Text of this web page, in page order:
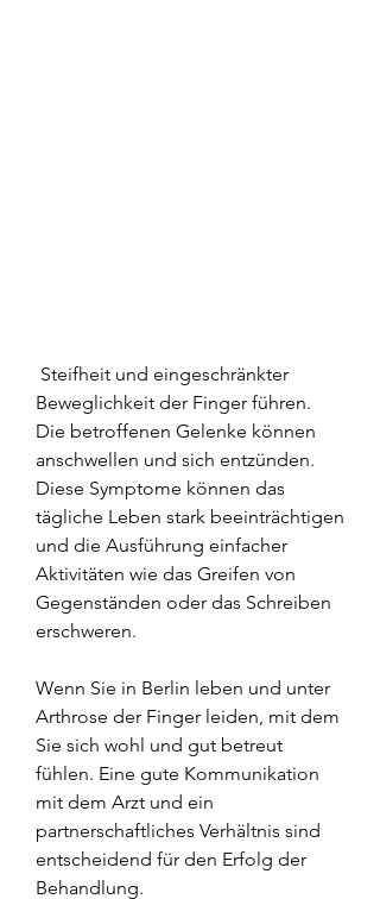
Beweglichkeit der Finger führen.
Die betroffenen Gelenke können
anschwellen und sich entzünden.
Diese Symptome können das
tägliche Leben stark beeinträchtigen
und die Ausführung einfacher
Aktivitäten wie das Greifen von
Gegenständen oder das Schreiben
erschweren.
Wenn Sie in Berlin leben und unter
Arthrose der Finger leiden, mit dem
Sie sich wohl und gut betreut
fühlen. Eine gute Kommunikation
mit dem Arzt und ein
partnerschaftliches Verhältnis sind
entscheidend für den Erfolg der
Behandlung.